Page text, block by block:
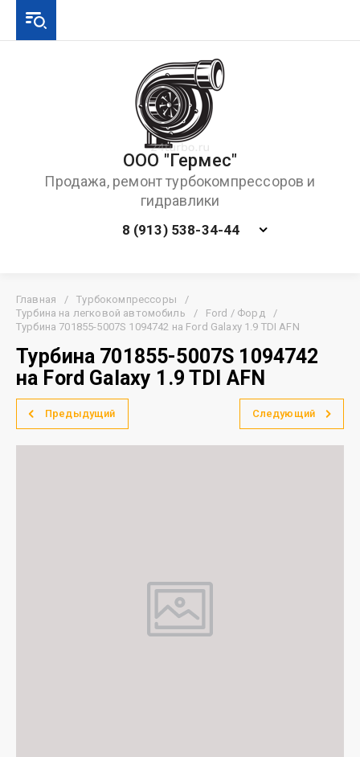
ООО "Гермес"
Продажа, ремонт турбокомпрессоров и
гидравлики
8 (913) 538-34-44
Главная / Турбокомпрессоры
/
Турбина на легковой автомобиль
/ Ford / Форд
/
Турбина 701855-5007S 1094742 на Ford Galaxy 1.9 TDI AFN
Турбина 701855-5007S 1094742
на Ford Galaxy 1.9 TDI AFN
Предыдущий Следующий